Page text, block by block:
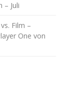
– Juli
Film –
One von